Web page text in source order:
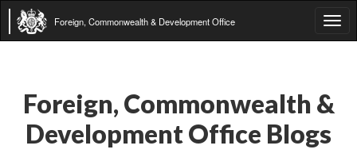
Foreign, Commonwealth & Development Office
Foreign, Commonwealth &
Development Office Blogs